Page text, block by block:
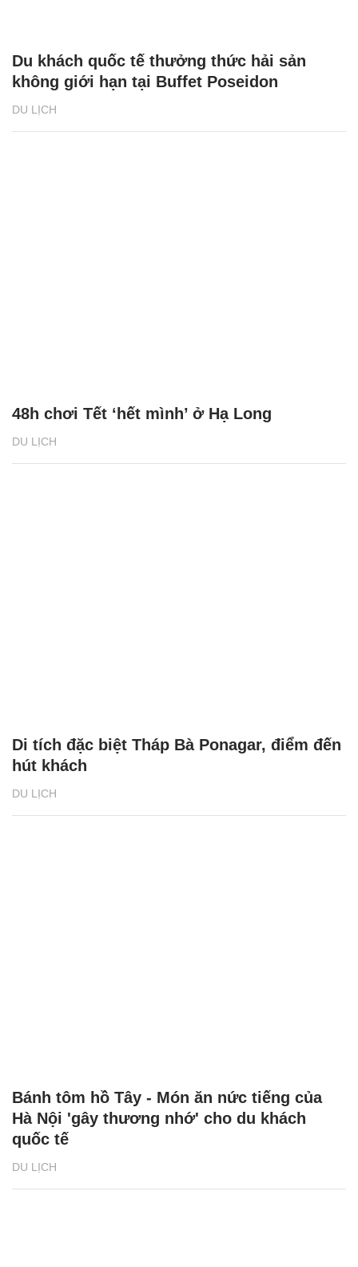
DU LỊCH
Du khách quốc tế thưởng thức hải sản
không giới hạn tại Buffet Poseidon
DU LỊCH
48h chơi Tết ‘hết mình’ ở Hạ Long
DU LỊCH
Di tích đặc biệt Tháp Bà Ponagar, điểm đến
hút khách
DU LỊCH
Bánh tôm hồ Tây - Món ăn nức tiếng của
Hà Nội 'gây thương nhớ' cho du khách
quốc tế